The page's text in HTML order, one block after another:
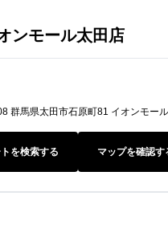
ンモール太田店
群馬県太田市石原町81 イオンモー
を検索する マップを確認す